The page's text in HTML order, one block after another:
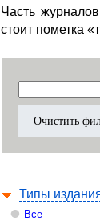
Часть
стоит пометка
Типы
Все